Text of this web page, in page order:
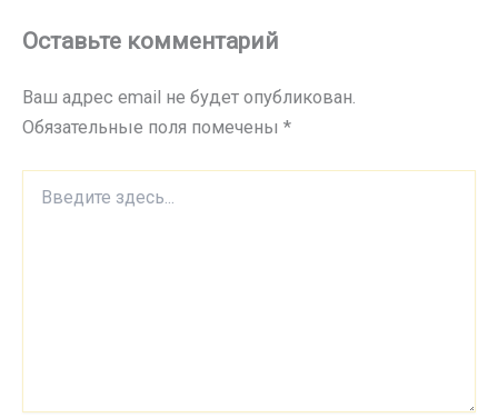
Оставьте комментарий
Ваш адрес email не будет опубликован.
Обязательные поля помечены *
здесь...